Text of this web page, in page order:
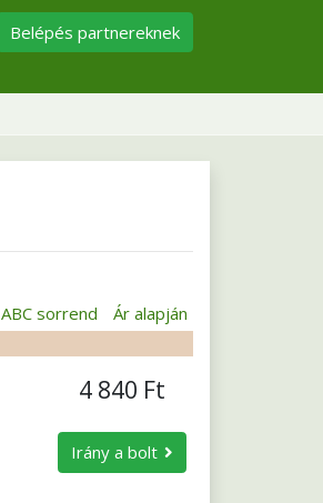
Belépés partnereknek
ABC sorrend Ár alapján
4 840 Ft
Irány a bolt